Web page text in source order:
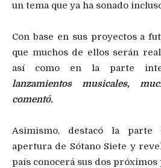
un tema que ya ha sonado
Con base en sus proyectos a
que muchos de ellos serán
así como en la parte
lanzamientos musicales,
comentó.
Asimismo, destacó la parte
apertura de Sótano Siete y
país conocerá sus dos próximos